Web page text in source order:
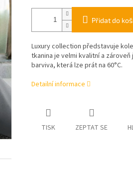
Přidat do
Luxury collection představuje
tkanina je velmi kvalitní a
barviva, která lze prát na 60°C.
Detailní informace
TISK ZEPTAT SE